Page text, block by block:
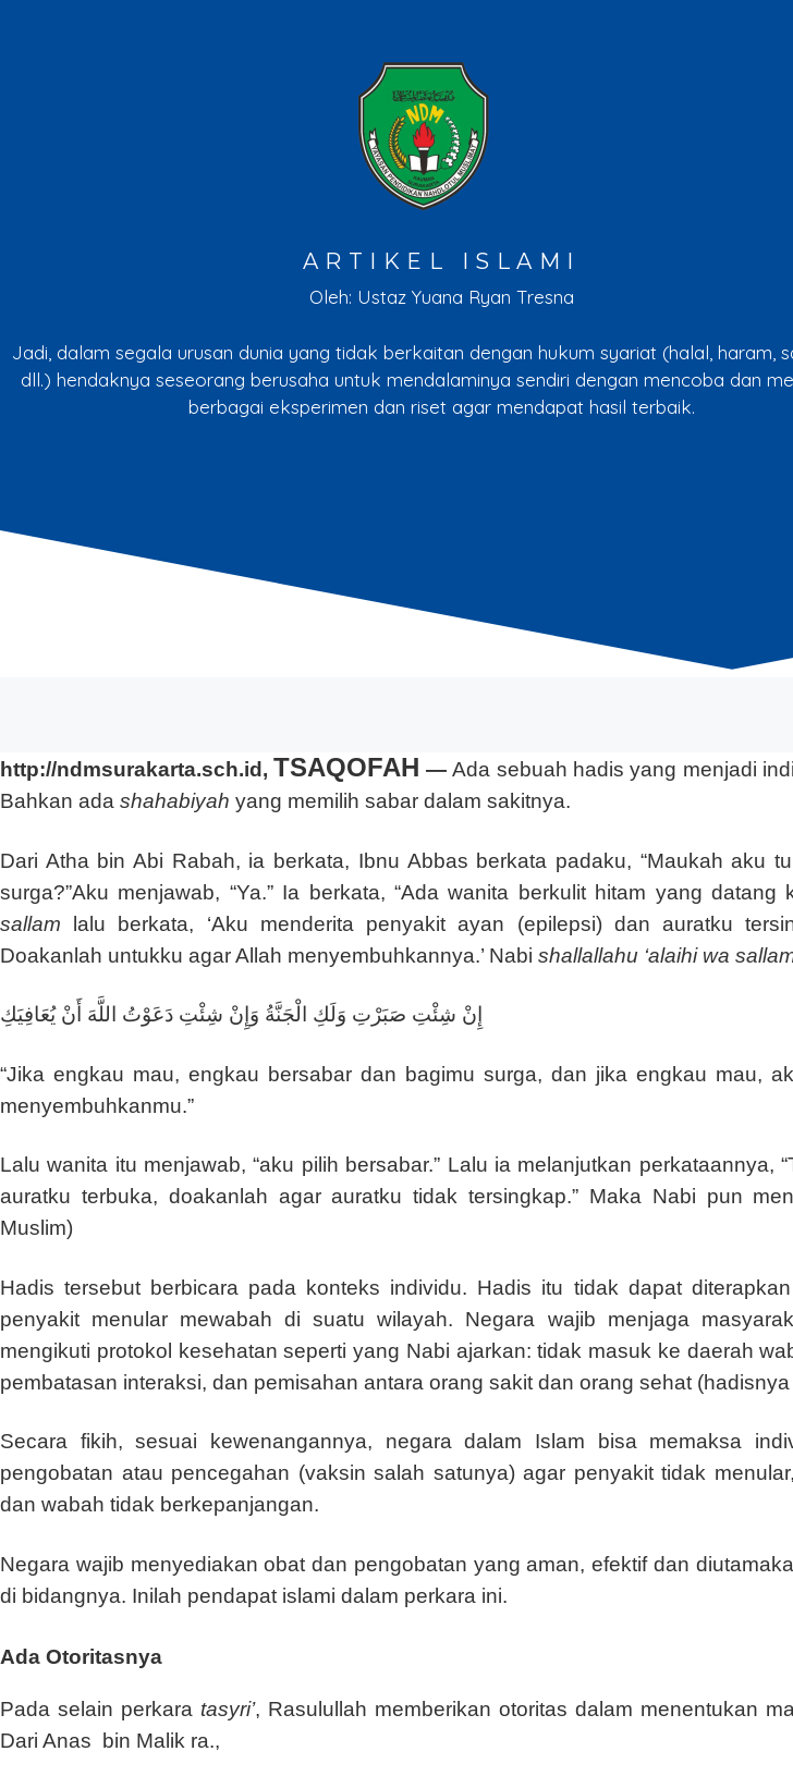
ARTIKEL ISLAMI
Oleh: Ustaz Yuana Ryan Tresna
Jadi, dalam segala urusan dunia yang tidak berkaitan dengan hukum syariat (halal, haram,
dll.) hendaknya seseorang berusaha untuk mendalaminya sendiri dengan mencoba dan
berbagai eksperimen dan riset agar mendapat hasil terbaik.
http://ndmsurakarta.sch.id, TSAQOFAH —Ada sebuah hadis yang menjadi
Bahkan ada shahabiyah yang memilih sabar dalam sakitnya.
Dari Atha bin Abi Rabah, ia berkata, Ibnu Abbas berkata padaku, “Maukah aku
surga?”Aku menjawab, “Ya.” Ia berkata, “Ada wanita berkulit hitam yang
sallam lalu berkata, ‘Aku menderita penyakit ayan (epilepsi) dan auratku
Doakanlah untukku agar Allah menyembuhkannya.’ Nabi shallallahu ‘alaihi wa
إِنْ شِئْتِ صَبَرْتِ وَلَكِ الْجَنَّةُ وَإِنْ شِئْتِ دَعَوْتُ اللَّهَ أَنْ يُعَافِيَكِ
“Jika engkau mau, engkau bersabar dan bagimu surga, dan jika engkau mau,
menyembuhkanmu.”
Lalu wanita itu menjawab, “aku pilih bersabar.” Lalu ia melanjutkan perkataannya,
auratku terbuka, doakanlah agar auratku tidak tersingkap.” Maka Nabi pun
Muslim)
Hadis tersebut berbicara pada konteks individu. Hadis itu tidak dapat
penyakit menular mewabah di suatu wilayah. Negara wajib menjaga
mengikuti protokol kesehatan seperti yang Nabi ajarkan: tidak masuk ke daerah
pembatasan interaksi, dan pemisahan antara orang sakit dan orang sehat
Secara fikih, sesuai kewenangannya, negara dalam Islam bisa memaksa
pengobatan atau pencegahan (vaksin salah satunya) agar penyakit tidak
dan wabah tidak berkepanjangan.
Negara wajib menyediakan obat dan pengobatan yang aman, efektif dan
di bidangnya. Inilah pendapat islami dalam perkara ini.
Ada Otoritasnya
Pada selain perkara tasyri’, Rasulullah memberikan otoritas dalam menentukan
Dari Anas bin Malik ra.,